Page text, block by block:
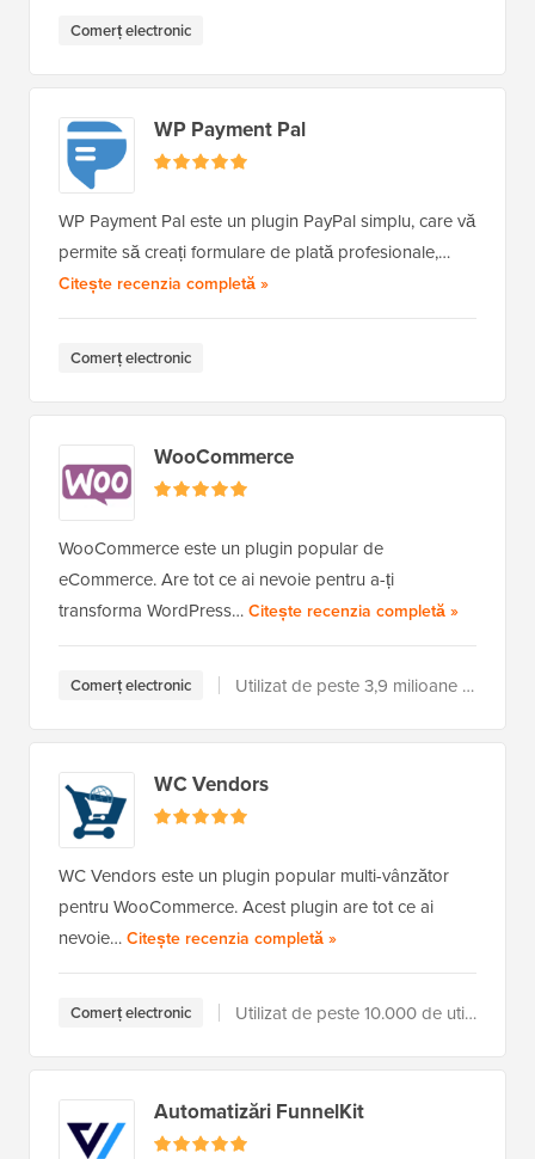
Comerț electronic
WP Payment Pal
WP Payment Pal este un plugin PayPal simplu, care vă
permite să creați formulare de plată profesionale,…
Citește recenzia completă a WP Payment Pal
»
Comerț electronic
WooCommerce
WooCommerce este un plugin popular de
eCommerce. Are tot ce ai nevoie pentru a-ți
transforma WordPress… Citește recenzia completă a
»
Comerț electronic Utilizat de peste 3,9 milioane de utilizatori
WC Vendors
WC Vendors este un plugin popular multi-vânzător
pentru WooCommerce. Acest plugin are tot ce ai
nevoie… Citește recenzia completă a WC Vendors
»
Comerț electronic Utilizat de peste 10.000 de utilizatori
Automatizări FunnelKit